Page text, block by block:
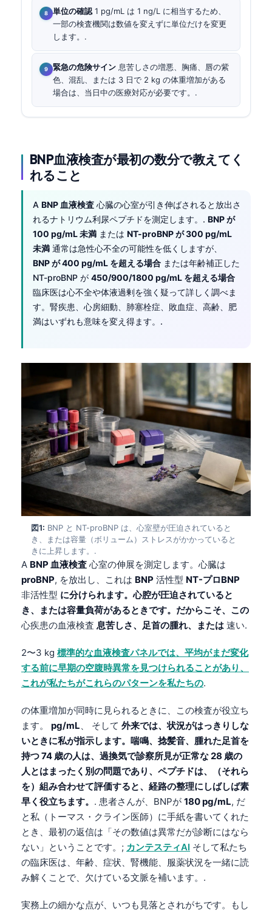
単位の確認 1 pg/mL は 1 ng/L に相当するため、
一部の検査機関は数値を変えずに単位だけを変更
します。.
緊急の危険サイン 息苦しさの増悪、胸痛、唇の紫
色、混乱、または 3 日で 2 kg の体重増加がある
場合は、当日中の医療対応が必要です。.
BNP血液検査が最初の数分で教えてく
れること
A BNP 血液検査 心臓の心室が引き伸ばされると放出さ
れるナトリウム利尿ペプチドを測定します。. BNP が
100 pg/mL 未満 または NT-proBNP が 300 pg/mL
未満 通常は急性心不全の可能性を低くしますが、
BNP が 400 pg/mL を超える場合 または年齢補正した
NT-proBNP が 450/900/1800 pg/mL を超える場合
臨床医は心不全や体液過剰を強く疑って詳しく調べま
す。腎疾患、心房細動、肺塞栓症、敗血症、高齢、肥
満はいずれも意味を変え得ます。.
図1: BNP と NT-proBNP は、心室壁が圧迫されていると
き、または容量（ボリューム）ストレスがかかっていると
きに上昇します。.
A BNP 血液検査 心室の伸展を測定します。心臓は
proBNP, を放出し、これは BNP 活性型 NT-プロBNP
非活性型 に分けられます。心腔が圧迫されていると
き、または容量負荷があるときです。だからこそ、この
心疾患の血液検査 息苦しさ、足首の腫れ、または 速い.
2〜3 kg 標準的な血液検査パネルでは、平均がまだ変化
する前に早期の空腹時異常を見つけられることがあり、
これが私たちがこれらのパターンを私たちの.
の体重増加が同時に見られるときに、この検査が役立ち
ます。 pg/mL、 そして 外来では、状況がはっきりしな
いときに私が指示します。喘鳴、捻髪音、腫れた足首を
持つ 74 歳の人は、過換気で診察所見が正常な 28 歳の
人とはまったく別の問題であり、ペプチドは、（それら
を）組み合わせて評価すると、経路の整理にしばしば素
早く役立ちます。 . 患者さんが、BNPが 180 pg/mL, だ
と私（トーマス・クライン医師）に手紙を書いてくれた
とき、最初の返信は「その数値は異常だが診断にはなら
ない」ということです。; カンテスティAI そして私たち
の臨床医は、年齢、症状、腎機能、服薬状況を一緒に読
み解くことで、欠けている文脈を補います。.
実務上の細かな点が、いつも見落とされがちです。もし